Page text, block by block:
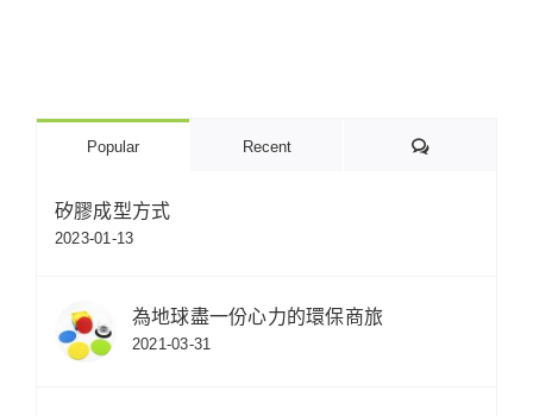
Popular Recent Comments
矽膠成型方式
2023-01-13
為地球盡一份心力的環保商旅
2021-03-31